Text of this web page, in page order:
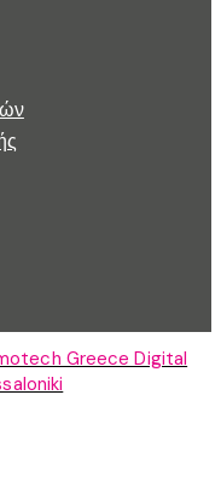
Greece Digital